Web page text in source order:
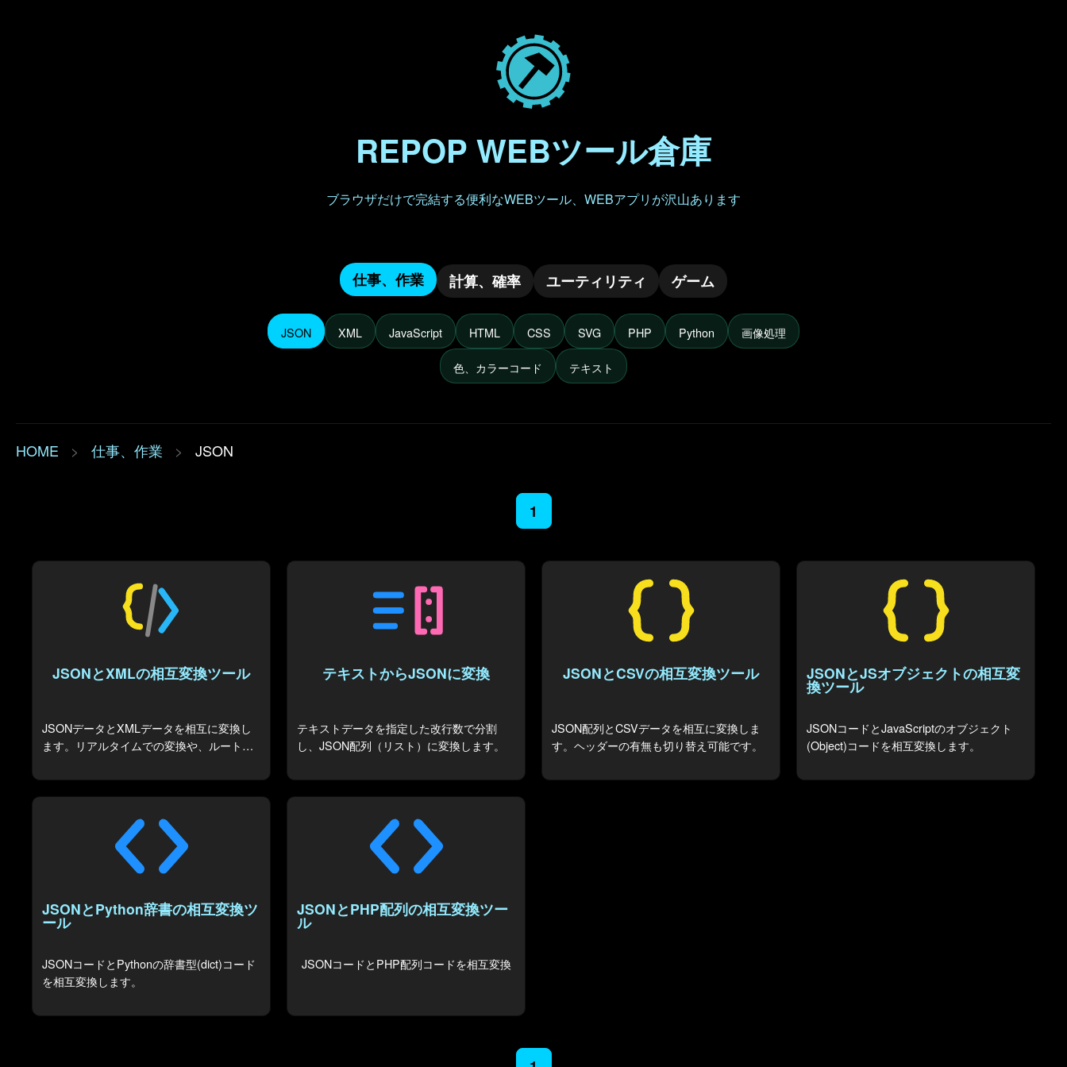
REPOP WEBツール倉庫
ブラウザだけで完結する便利なWEBツール、WEBアプリが沢山あります
仕事、作業 計算、確率 ユーティリティ ゲーム
JSON XML JavaScript HTML CSS SVG PHP Python 画像処理
色、カラーコード テキスト
HOME > 仕事、作業 > JSON
1
JSONとXMLの相互変換ツール
JSONデータとXMLデータを相互に変換し
ます。リアルタイムでの変換や、ルート要
テキストからJSONに変換
テキストデータを指定した改行数で分割
し、JSON配列（リスト）に変換します。
JSONとCSVの相互変換ツール
JSON配列とCSVデータを相互に変換しま
す。ヘッダーの有無も切り替え可能です。
JSONとJSオブジェクトの相互変
換ツール
JSONコードとJavaScriptのオブジェクト
(Object)コードを相互変換します。
JSONとPython辞書の相互変換ツ
ール
JSONコードとPythonの辞書型(dict)コード
を相互変換します。
JSONとPHP配列の相互変換ツー
ル
JSONコードとPHP配列コードを相互変換